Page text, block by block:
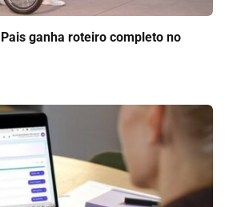
ganha roteiro completo no